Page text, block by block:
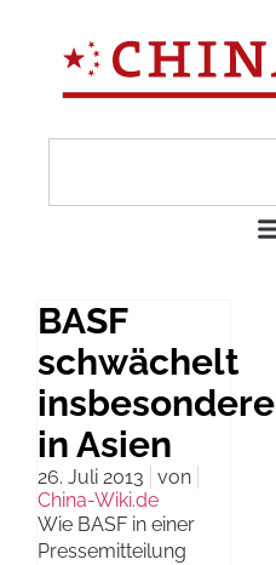
BASF
schwächelt
insbesondere
in Asien
26. Juli 2013
von
China-Wiki.de
Wie BASF in einer
Pressemitteilung